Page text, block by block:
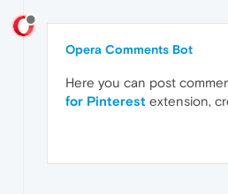
Opera Comments Bot
Here you can post
for Pinterest extension,